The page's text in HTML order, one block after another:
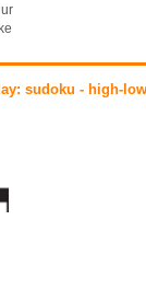
sudoku - high-low